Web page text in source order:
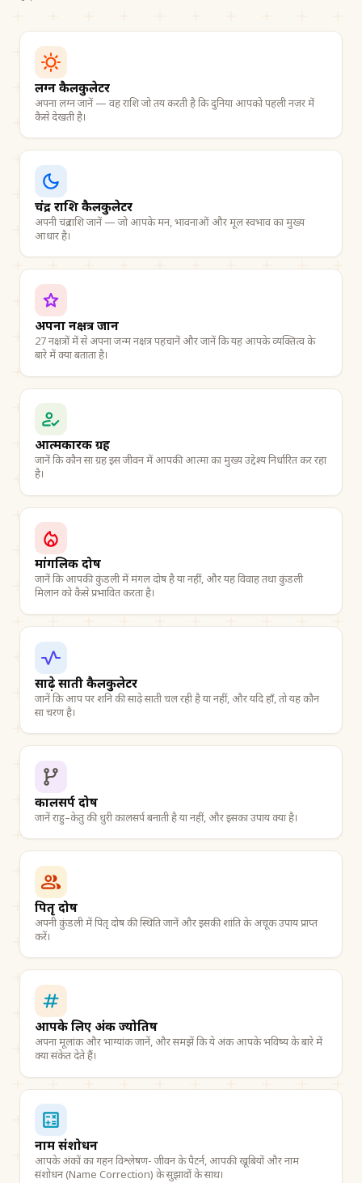
लग्न कैलकुलेटर
अपना लग्न जानें — वह राशि जो तय करती है कि दुनिया आपको पहली नज़र में
कैसे देखती है।
चंद्र राशि कैलकुलेटर
अपनी चंद्र राशि जानें — जो आपके मन, भावनाओं और मूल स्वभाव का मुख्य
आधार है।
अपना नक्षत्र जानें
27 नक्षत्रों में से अपना जन्म नक्षत्र पहचानें और जानें कि यह आपके व्यक्तित्व के
बारे में क्या बताता है।
आत्मकारक ग्रह
जानें कि कौन सा ग्रह इस जीवन में आपकी आत्मा का मुख्य उद्देश्य निर्धारित कर रहा
है।
मांगलिक दोष
जानें कि आपकी कुंडली में मंगल दोष है या नहीं, और यह विवाह तथा कुंडली
मिलान को कैसे प्रभावित करता है।
साढ़े साती कैलकुलेटर
जानें कि आप पर शनि की साढ़े साती चल रही है या नहीं, और यदि हाँ, तो यह कौन
सा चरण है।
कालसर्प दोष
जानें राहु–केतु की धुरी कालसर्प बनाती है या नहीं, और इसका उपाय क्या है।
पितृ दोष
अपनी कुंडली में पितृ दोष की स्थिति जानें और इसकी शांति के अचूक उपाय प्राप्त
करें।
आपके लिए अंक ज्योतिष
अपना मूलांक और भाग्यांक जानें, और समझें कि ये अंक आपके भविष्य के बारे में
क्या संकेत देते हैं।
नाम संशोधन
आपके अंकों का गहन विश्लेषण- जीवन के पैटर्न, आपकी खूबियों और नाम
संशोधन (Name Correction) के सुझावों के साथ।